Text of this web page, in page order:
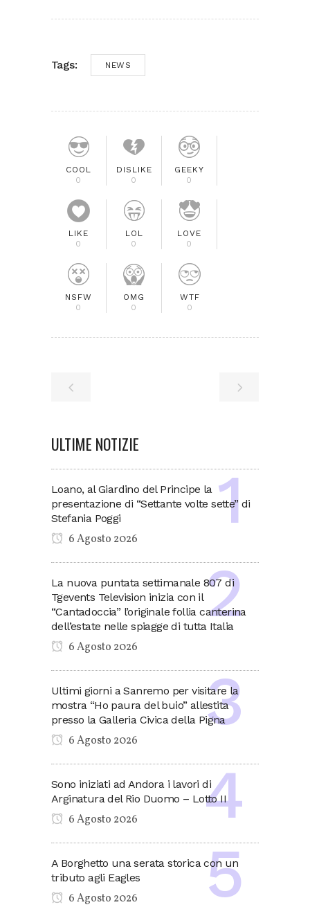
Tags: NEWS
COOL
0
DISLIKE
0
GEEKY
0
LIKE
0
LOL
0
LOVE
0
NSFW
0
OMG
0
WTF
0
ULTIME NOTIZIE
Loano, al Giardino del Principe la
presentazione di “Settante volte sette” di
Stefania Poggi
6 Agosto 2026
La nuova puntata settimanale 807 di
Tgevents Television inizia con il
“Cantadoccia” l’originale follia canterina
dell’estate nelle spiagge di tutta Italia
6 Agosto 2026
Ultimi giorni a Sanremo per visitare la
mostra “Ho paura del buio” allestita
presso la Galleria Civica della Pigna
6 Agosto 2026
Sono iniziati ad Andora i lavori di
Arginatura del Rio Duomo – Lotto II
6 Agosto 2026
A Borghetto una serata storica con un
tributo agli Eagles
6 Agosto 2026